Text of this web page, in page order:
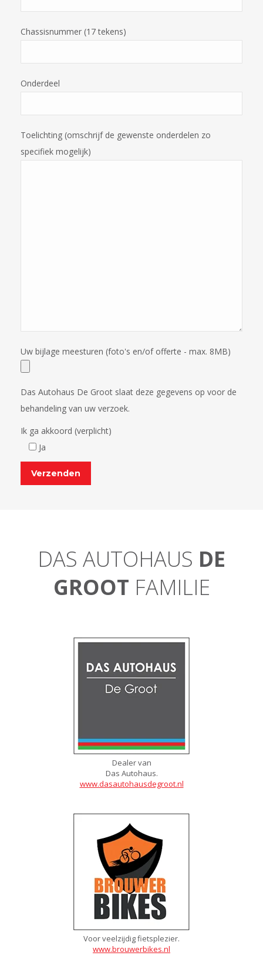
Chassisnummer (17 tekens)
Onderdeel
Toelichting (omschrijf de gewenste onderdelen zo
specifiek mogelijk)
Uw bijlage meesturen (foto's en/of offerte - max. 8MB)
Das Autohaus De Groot slaat deze gegevens op voor de
behandeling van uw verzoek.
Ik ga akkoord (verplicht)
Ja
DAS AUTOHAUS DE
GROOT FAMILIE
Dealer van
Das Autohaus.
www.dasautohausdegroot.nl
Voor veelzijdig fietsplezier.
www.brouwerbikes.nl